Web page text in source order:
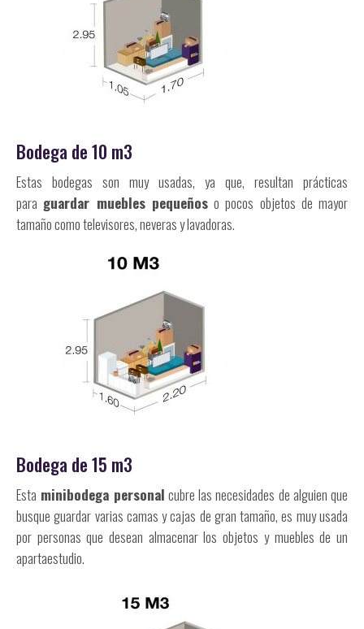
Bodega de 10 m3
Estas bodegas son muy usadas, ya que, resultan prácticas
para guardar muebles pequeñoso pocos objetos de mayor
tamaño como televisores, neveras y lavadoras.
Bodega de 15 m3
Esta minibodega personal cubre las necesidades de alguien que
busque guardar varias camas y cajas de gran tamaño, es muy usada
por personas que desean almacenar los objetos y muebles de un
apartaestudio.